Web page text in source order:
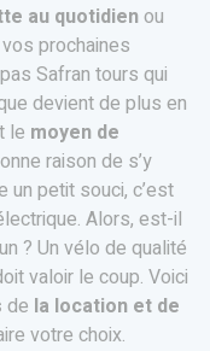
au quotidienou
prochaines
Safran tours qui
devient de plus en
le moyen de
raison de s’y
un petit souci, c’est
Alors, est-il
? Un vélo de qualité
valoir le coup. Voici
de la location et de
votre choix.